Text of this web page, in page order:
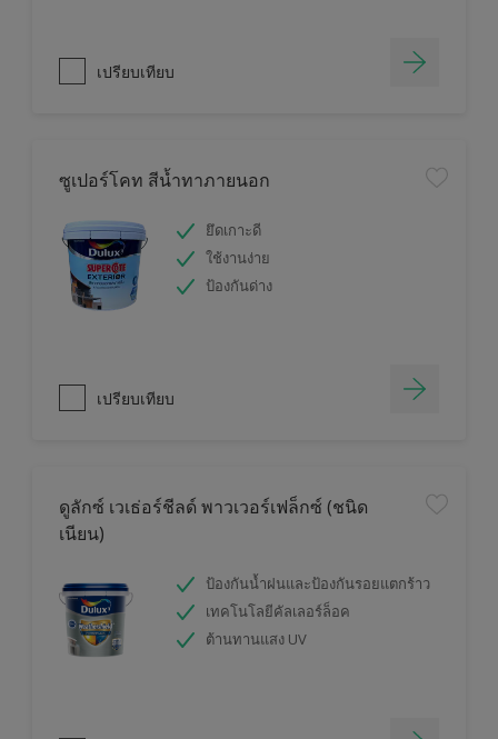
เปรียบเทียบ
ซูเปอร์โคท สีน้ำทาภายนอก
ยึดเกาะดี
ใช้งานง่าย
ป้องกันด่าง
เปรียบเทียบ
ดูลักซ์ เวเธ่อร์ชีลด์ พาวเวอร์เฟล็กซ์ (ชนิด
เนียน)
ป้องกันน้ำฝนและป้องกันรอยแตกร้าว
เทคโนโลยีคัลเลอร์ล็อค
ต้านทานแสง UV